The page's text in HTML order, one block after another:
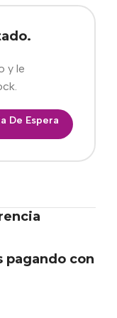
y le
De Espera
pagando con